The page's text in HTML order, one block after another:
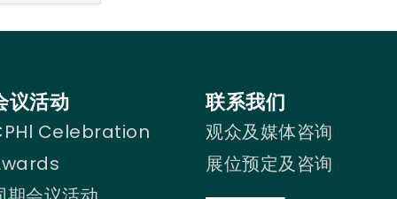
议活动
Celebration
联系我们
观众及媒体咨询
展位预定及咨询